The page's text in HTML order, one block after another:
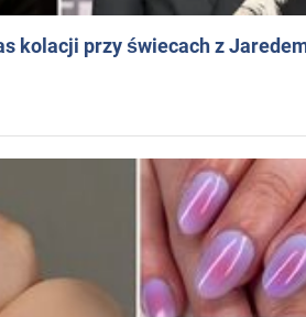
kolacji przy świecach z